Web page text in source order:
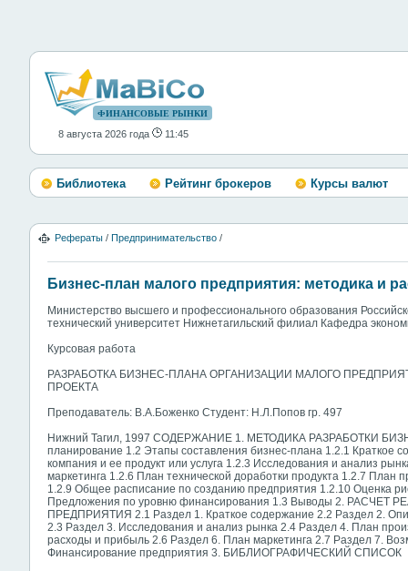
ФИНАНСОВЫЕ РЫНКИ
8 августа 2026 года 11:45
Библиотека Рейтинг брокеров Курсы валют
Рефераты / Предпринимательство /
Бизнес-план малого предприятия: методика и
Министерство высшего и профессионального образования
технический университет Нижнетагильский филиал Кафедра
Курсовая работа
РАЗРАБОТКА БИЗНЕС-ПЛАНА ОРГАНИЗАЦИИ МАЛОГО
ПРОЕКТА
Преподаватель: В.А.Боженко Студент: Н.Л.Попов гр. 497
Нижний Тагил, 1997 СОДЕРЖАНИЕ 1. МЕТОДИКА РАЗРАБОТКИ
планирование 1.2 Этапы составления бизнес-плана 1.2.1 Краткое
компания и ее продукт или услуга 1.2.3 Исследования и анализ
маркетинга 1.2.6 План технической доработки продукта 1.2.7 План
1.2.9 Общее расписание по созданию предприятия 1.2.10 Оценка
Предложения по уровню финансирования 1.3 Выводы 2.
ПРЕДПРИЯТИЯ 2.1 Раздел 1. Краткое содержание 2.2 Раздел 2.
2.3 Раздел 3. Исследования и анализ рынка 2.4 Раздел 4. План
расходы и прибыль 2.6 Раздел 6. План маркетинга 2.7 Раздел 7.
Финансирование предприятия 3. БИБЛИОГРАФИЧЕСКИЙ СПИСОК